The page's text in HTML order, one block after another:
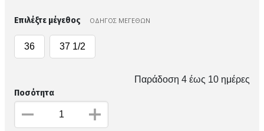
Επιλέξτε μέγεθος ΟΔΗΓΟΣ ΜΕΓΕΘΩΝ
36 37 1/2
Παράδοση 4 έως 10 ημέρες
Ποσότητα